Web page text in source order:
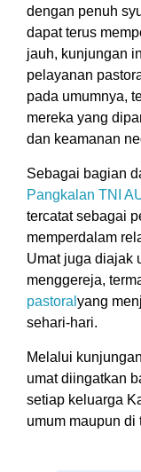
dengan penuh
dapat terus
jauh, kunjungan
pelayanan
pada umumnya,
mereka yang
dan keamanan
Sebagai bagian
Pangkalan TNI
tercatat sebagai
memperdalam
Umat juga diajak
menggereja,
pastoral yang
sehari-hari.
Melalui
umat diingatkan
setiap keluarga
umum maupun di